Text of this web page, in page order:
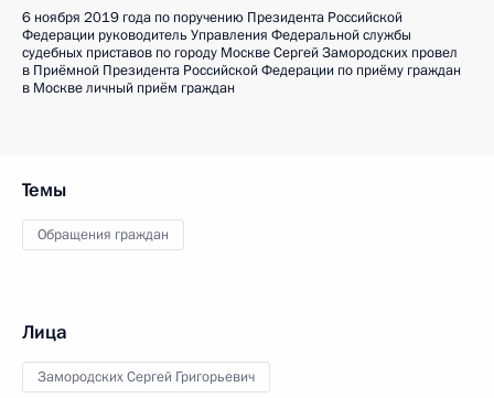
6 ноября 2019 года по поручению Президента Российской
Федерации руководитель Управления Федеральной службы
судебных приставов по городу Москве Сергей Замородских провел
в Приёмной Президента Российской Федерации по приёму граждан
в Москве личный приём граждан
Темы
Обращения граждан
Лица
Замородских Сергей Григорьевич